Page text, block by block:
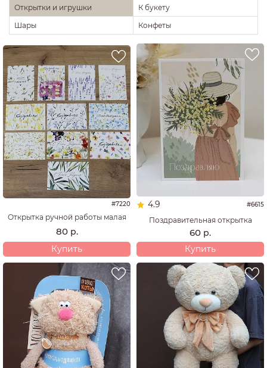
Открытки и игрушки
К букету
Шары
Конфеты
#7220
Открытка ручной работы малая
80 р.
Купить
4.9 #6615
Поздравительная открытка
60 р.
Купить